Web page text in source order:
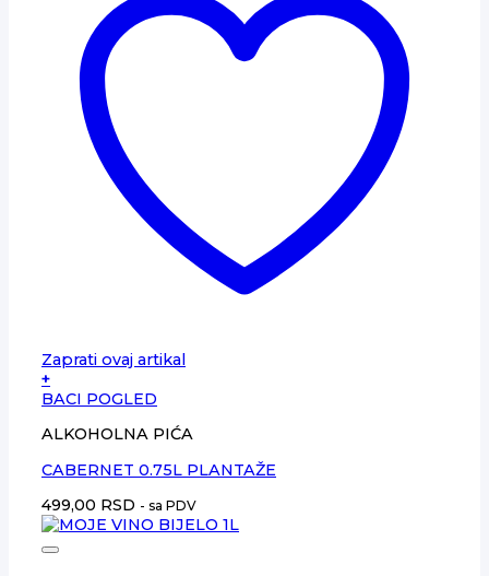
Zaprati ovaj artikal
+
BACI POGLED
ALKOHOLNA PIĆA
CABERNET 0.75L PLANTAŽE
499,00 RSD - sa PDV